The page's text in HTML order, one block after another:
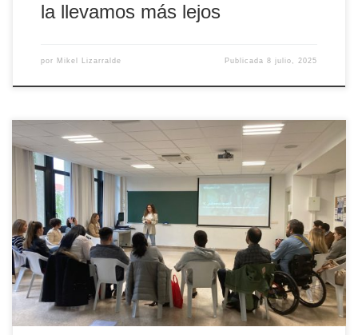
la llevamos más lejos
por Mikel Lizarralde Publicada8 julio, 2025
Hace cinco años tuvimos la suerte de incorporarnos a las sesiones
“Y, ¿ahora qué?” organizadas por la Unidad Dual para aquellas
personas que finalizaban su formación dual y se acercaban al
momento en el que tenían que decidir cómo afrontar el futuro
inmediato. Las alternativas que se les presentan a […]